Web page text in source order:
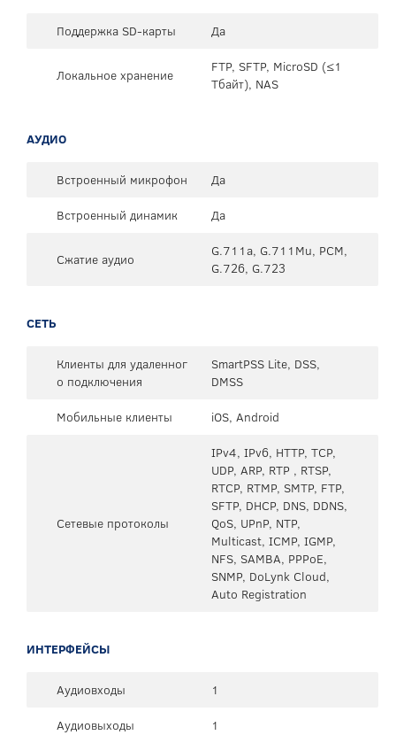
Поддержка SD-карты Да
Локальное хранение
FTP, SFTP, MicroSD (≤1
Тбайт), NAS
АУДИО
Встроенный микрофон
Да
Встроенный динамик
Да
Сжатие аудио
G.711a, G.711Mu, PCM,
G.726, G.723
СЕТЬ
Клиенты для удаленног
о подключения
SmartPSS Lite, DSS,
DMSS
Мобильные клиенты
iOS, Android
Сетевые протоколы
IPv4, IPv6, HTTP, TCP,
UDP, ARP, RTP , RTSP,
RTCP, RTMP, SMTP, FTP,
SFTP, DHCP, DNS, DDNS,
QoS, UPnP, NTP,
Multicast, ICMP, IGMP,
NFS, SAMBA, PPPoE,
SNMP, DoLynk Cloud,
Auto Registration
ИНТЕРФЕЙСЫ
Аудиовходы
1
Аудиовыходы
1